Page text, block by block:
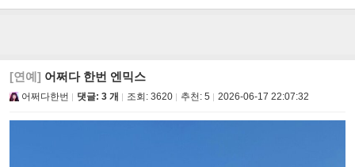
on/off
쓰
[연예] 어쩌다 한번 엔믹스
어쩌다한번 댓글: 3 개 조회: 3620 추천: 5 2026-06-17 22:07:32